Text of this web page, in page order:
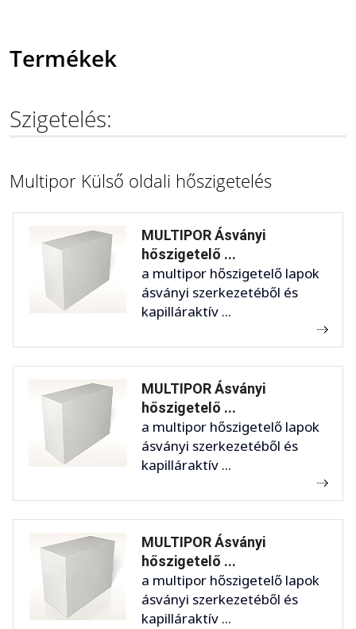
Termékek
Szigetelés:
Multipor Külső oldali hőszigetelés
MULTIPOR Ásványi
hőszigetelő ...
a multipor hőszigetelő lapok
ásványi szerkezetéből és
kapilláraktív ...
MULTIPOR Ásványi
hőszigetelő ...
a multipor hőszigetelő lapok
ásványi szerkezetéből és
kapilláraktív ...
MULTIPOR Ásványi
hőszigetelő ...
a multipor hőszigetelő lapok
ásványi szerkezetéből és
kapilláraktív ...